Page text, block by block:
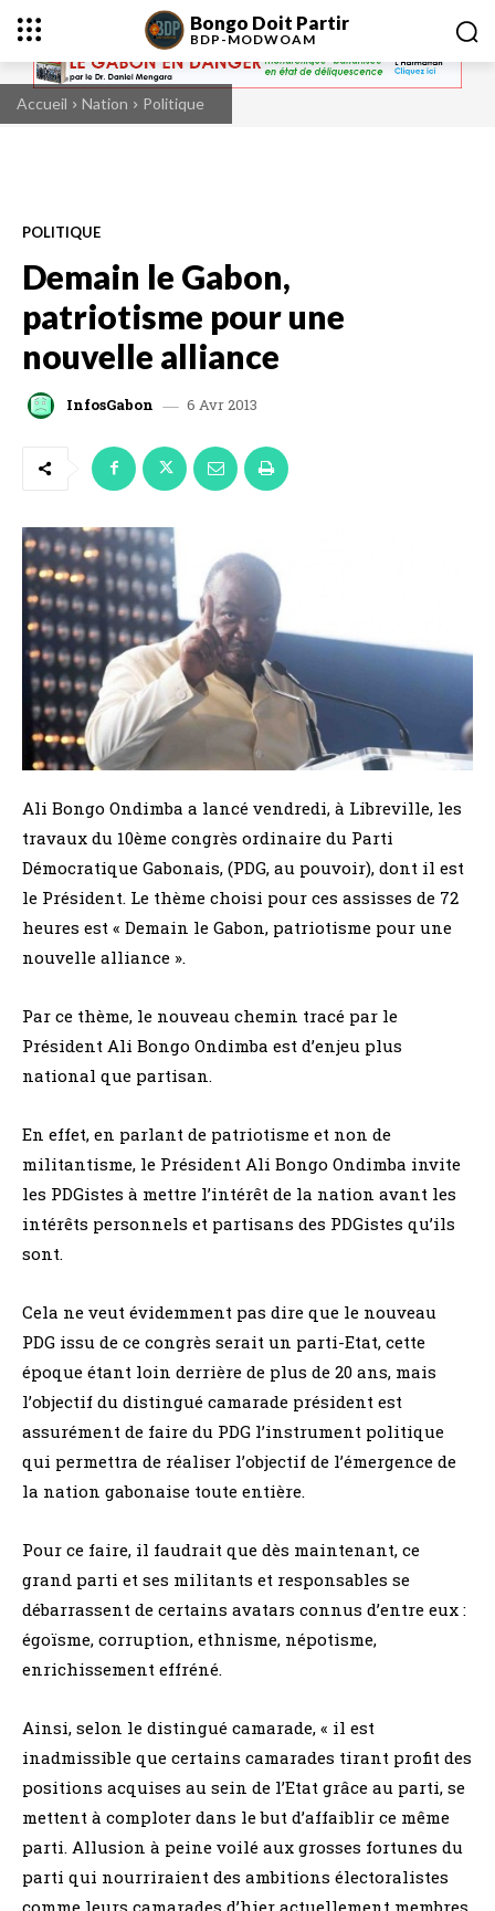
Bongo Doit Partir
BDP-MODWOAM
Accueil Nation Politique
POLITIQUE
Demain le Gabon,
patriotisme pour une
nouvelle alliance
InfosGabon 6 Avr 2013
Ali Bongo Ondimba a lancé vendredi, à Libreville, les
travaux du 10ème congrès ordinaire du Parti
Démocratique Gabonais, (PDG, au pouvoir), dont il est
le Président. Le thème choisi pour ces assisses de 72
heures est « Demain le Gabon, patriotisme pour une
nouvelle alliance ».
Par ce thème, le nouveau chemin tracé par le
Président Ali Bongo Ondimba est d’enjeu plus
national que partisan.
En effet, en parlant de patriotisme et non de
militantisme, le Président Ali Bongo Ondimba invite
les PDGistes à mettre l’intérêt de la nation avant les
intérêts personnels et partisans des PDGistes qu’ils
sont.
Cela ne veut évidemment pas dire que le nouveau
PDG issu de ce congrès serait un parti-Etat, cette
époque étant loin derrière de plus de 20 ans, mais
l’objectif du distingué camarade président est
assurément de faire du PDG l’instrument politique
qui permettra de réaliser l’objectif de l’émergence de
la nation gabonaise toute entière.
Pour ce faire, il faudrait que dès maintenant, ce
grand parti et ses militants et responsables se
débarrassent de certains avatars connus d’entre eux :
égoïsme, corruption, ethnisme, népotisme,
enrichissement effréné.
Ainsi, selon le distingué camarade, « il est
inadmissible que certains camarades tirant profit des
positions acquises au sein de l’Etat grâce au parti, se
mettent à comploter dans le but d’affaiblir ce même
parti. Allusion à peine voilé aux grosses fortunes du
parti qui nourriraient des ambitions électoralistes